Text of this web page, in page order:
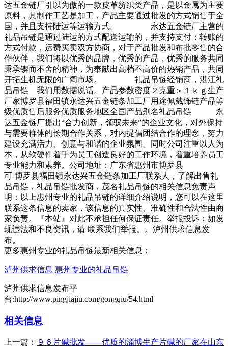
达五金链厂引以为傲的一款皮革纺织类产品，是以金属为主要
原料，其制作工艺是加工，产品主要通过批发的方式销售于全
国，并且支持陆运等运输方式。 永达五金链厂主营的
礼品吊链是通过陆运的方式配送运输的，并支持支付；转账的
方式付款，运费买卖双方协商，对于产品批发和布批零售的合
作伙伴，我们将以优秀的品牌，优秀的产品，优秀的服务共同
秉承锲而不舍的精神，为奉献出高档不高价的热销产品，共同
开拓生机无限的广阔市场。 礼品吊链经销商，湛江礼
品吊链 我们用数据说话。产品参数密度２克重＞１ｋｇ生产
厂家博罗县福田镇永达兴五金链条加工厂用途佩戴饰链产品等
级优质售后服务优质服务地区全国产品别名礼品吊链 永
达五金链厂提出“合力创新，领驭未来”的企业文化，对外保持
与需要群体的长期合作关系，对内提倡团结合作的理念，努力
建设充满活力、创意与和谐的企业氛围。同时公司注重以人为
本，从软硬件着手为员工创造良好的工作环境，着重培养员工
专业能力和素养。公司地址：广东省惠州市博罗县
可-博罗县福田镇永达兴五金链条加工厂联系人，了解出售礼
品吊链，礼品吊链批发商，茂名礼品吊链的相关信息免责声
明：以上惠州专业的礼品吊链的详细介绍说明，您可以在这里
联系这条信息的卖家，该信息的真实性、准确性和合法性由商
家负责。『本站』对此不承担任何保证责任。举报投诉：如发
现违法和不良资讯，请 联系我们举报。。泸州供求信息发
布。
更多惠州专业的礼品吊链最新相关信息：
泸州供求信息 惠州专业的礼品吊链
泸州供求信息发布平
台:http://www.pingjiajiu.com/gongqiu/54.html
相关信息
上一篇： ９６片碱批发——优质的淄博生产片碱的厂家在山东